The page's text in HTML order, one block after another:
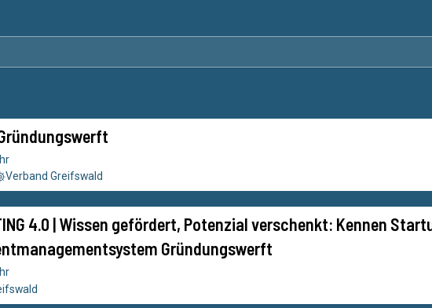
Verband Greifswald
4.0 | Wissen gefördert, Potenzial verschenkt: Kennen
Gründungswerft